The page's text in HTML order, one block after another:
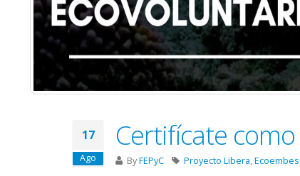
17
Ago
Certifícate
ByFEPyC Proyecto Libera,Ecoembes